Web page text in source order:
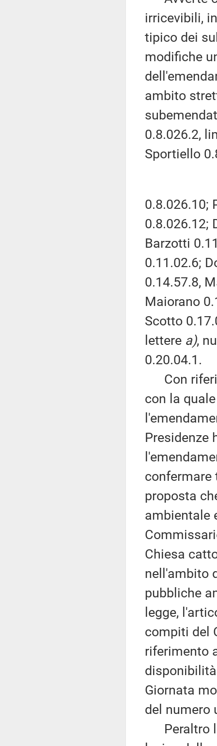
irricevibili,
tipico dei
modifiche
ambito
0.8.026.2,
Sportiello
0.8.026.10;
0.8.026.12;
Barzotti
0.11.02.6;
0.14.57.8,
Maiorano
Scotto
lettere a),
0.20.04.1.
Con
con la
Presidenze
confermare
proposta
ambientale
Chiesa
nell'ambito
pubbliche
legge,
compiti del
riferimento
Giornata
del numero
Peraltro